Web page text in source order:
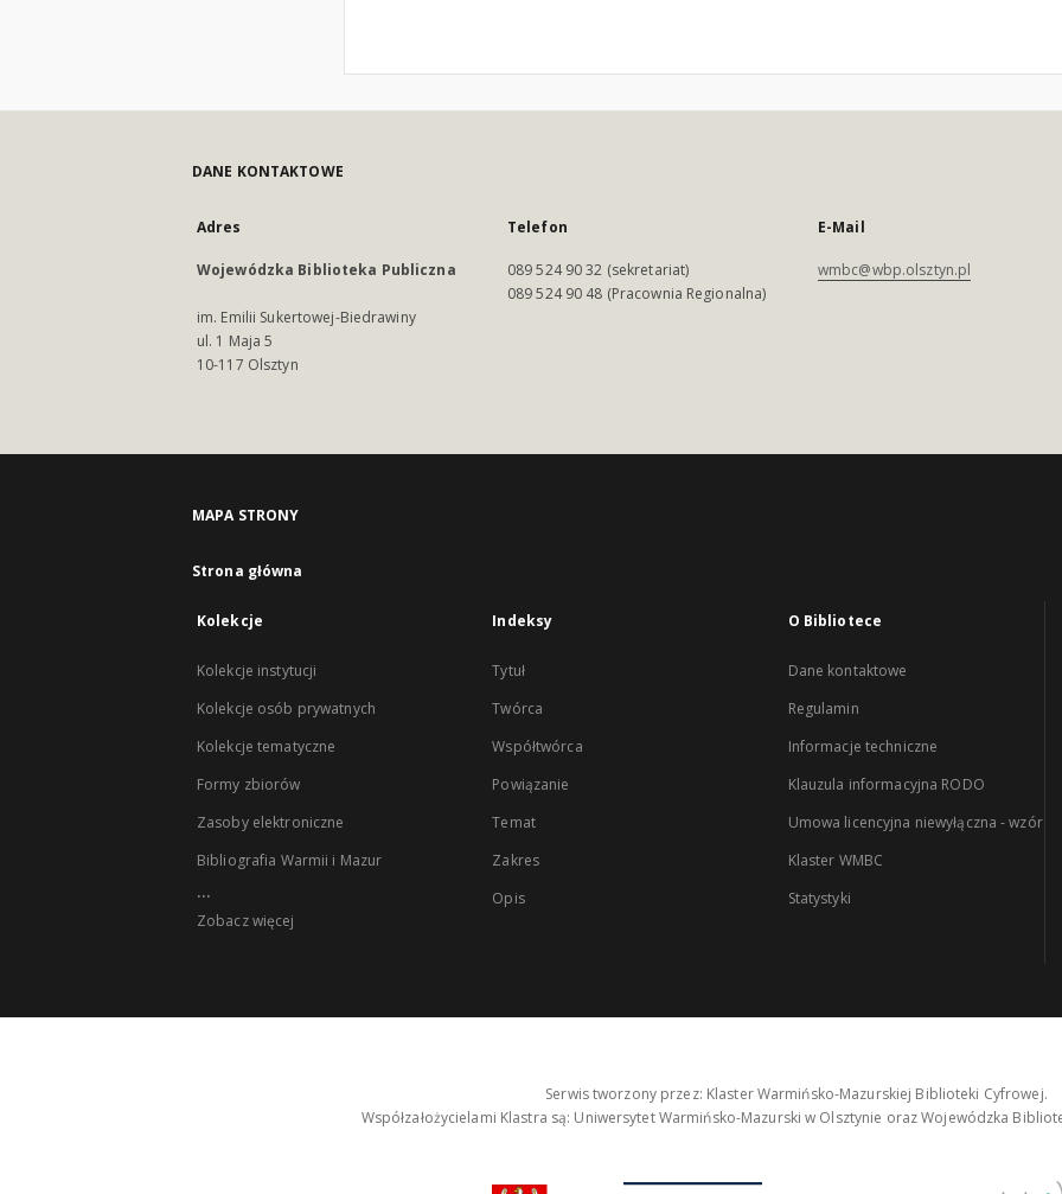
DANE KONTAKTOWE
Adres
Wojewódzka Biblioteka Publiczna
im. Emilii Sukertowej-Biedrawiny
ul. 1 Maja 5
10-117 Olsztyn
Telefon
089 524 90 32 (sekretariat)
089 524 90 48 (Pracownia Regionalna)
E-Mail
wmbc@wbp.olsztyn.pl
MAPA STRONY
Strona główna
Kolekcje
Kolekcje instytucji
Kolekcje osób prywatnych
Kolekcje tematyczne
Formy zbiorów
Zasoby elektroniczne
Bibliografia Warmii i Mazur
...
Zobacz więcej
Indeksy
Tytuł
Twórca
Współtwórca
Powiązanie
Temat
Zakres
Opis
O Bibliotece
Dane kontaktowe
Regulamin
Informacje techniczne
Klauzula informacyjna RODO
Umowa licencyjna niewyłączna - wzór
Klaster WMBC
Statystyki
Serwis tworzony przez: Klaster Warmińsko-Mazurskiej Biblioteki Cyfrowej.
Współzałożycielami Klastra są: Uniwersytet Warmińsko-Mazurski w Olsztynie oraz Wojewódzka